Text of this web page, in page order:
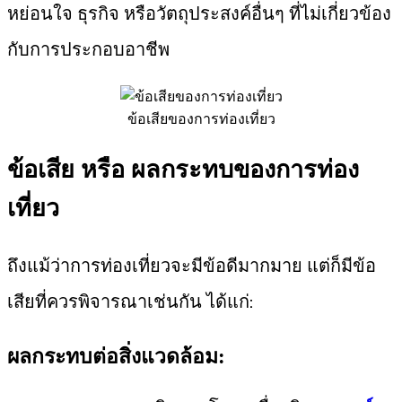
หย่อนใจ ธุรกิจ หรือวัตถุประสงค์อื่นๆ ที่ไม่เกี่ยวข้อง
กับการประกอบอาชีพ
ข้อเสียของการท่องเที่ยว
ข้อเสีย หรือ ผลกระทบของการท่อง
เที่ยว
ถึงแม้ว่าการท่องเที่ยวจะมีข้อดีมากมาย แต่ก็มีข้อ
เสียที่ควรพิจารณาเช่นกัน ได้แก่:
ผลกระทบต่อสิ่งแวดล้อม: